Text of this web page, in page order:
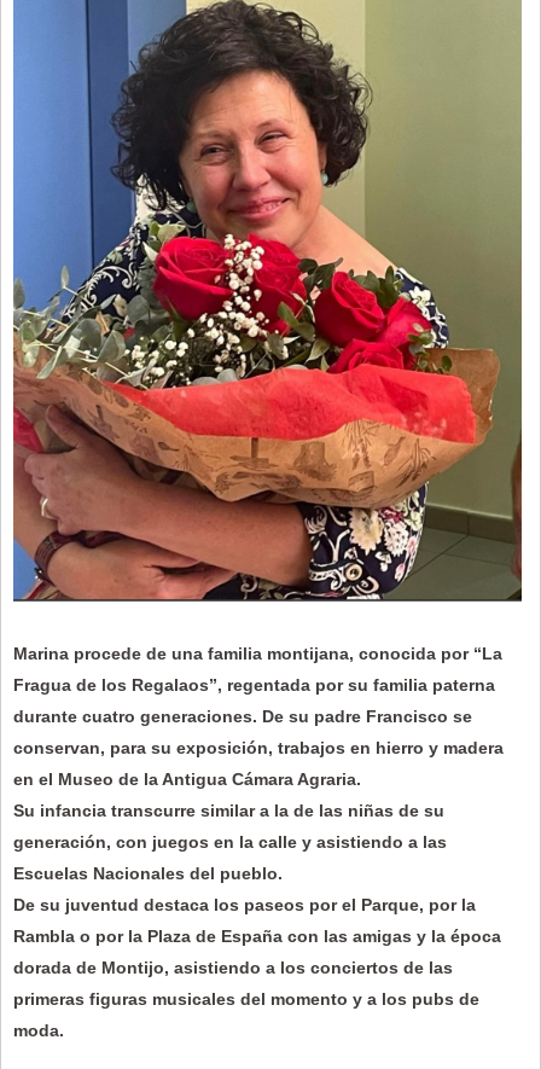
Marina procede de una familia montijana, conocida por “La
Fragua de los Regalaos”, regentada por su familia paterna
durante cuatro generaciones. De su padre Francisco se
conservan, para su exposición, trabajos en hierro y madera
en el Museo de la Antigua Cámara Agraria.
Su infancia transcurre similar a la de las niñas de su
generación, con juegos en la calle y asistiendo a las
Escuelas Nacionales del pueblo.
De su juventud destaca los paseos por el Parque, por la
Rambla o por la Plaza de España con las amigas y la época
dorada de Montijo, asistiendo a los conciertos de las
primeras figuras musicales del momento y a los pubs de
moda.